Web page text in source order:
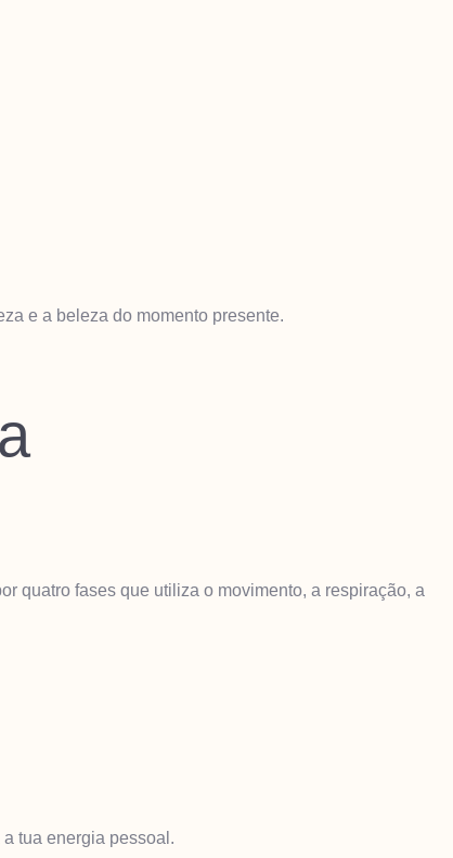
e a beleza do momento presente.
quatro fases que utiliza o movimento, a respiração, a
tua energia pessoal.